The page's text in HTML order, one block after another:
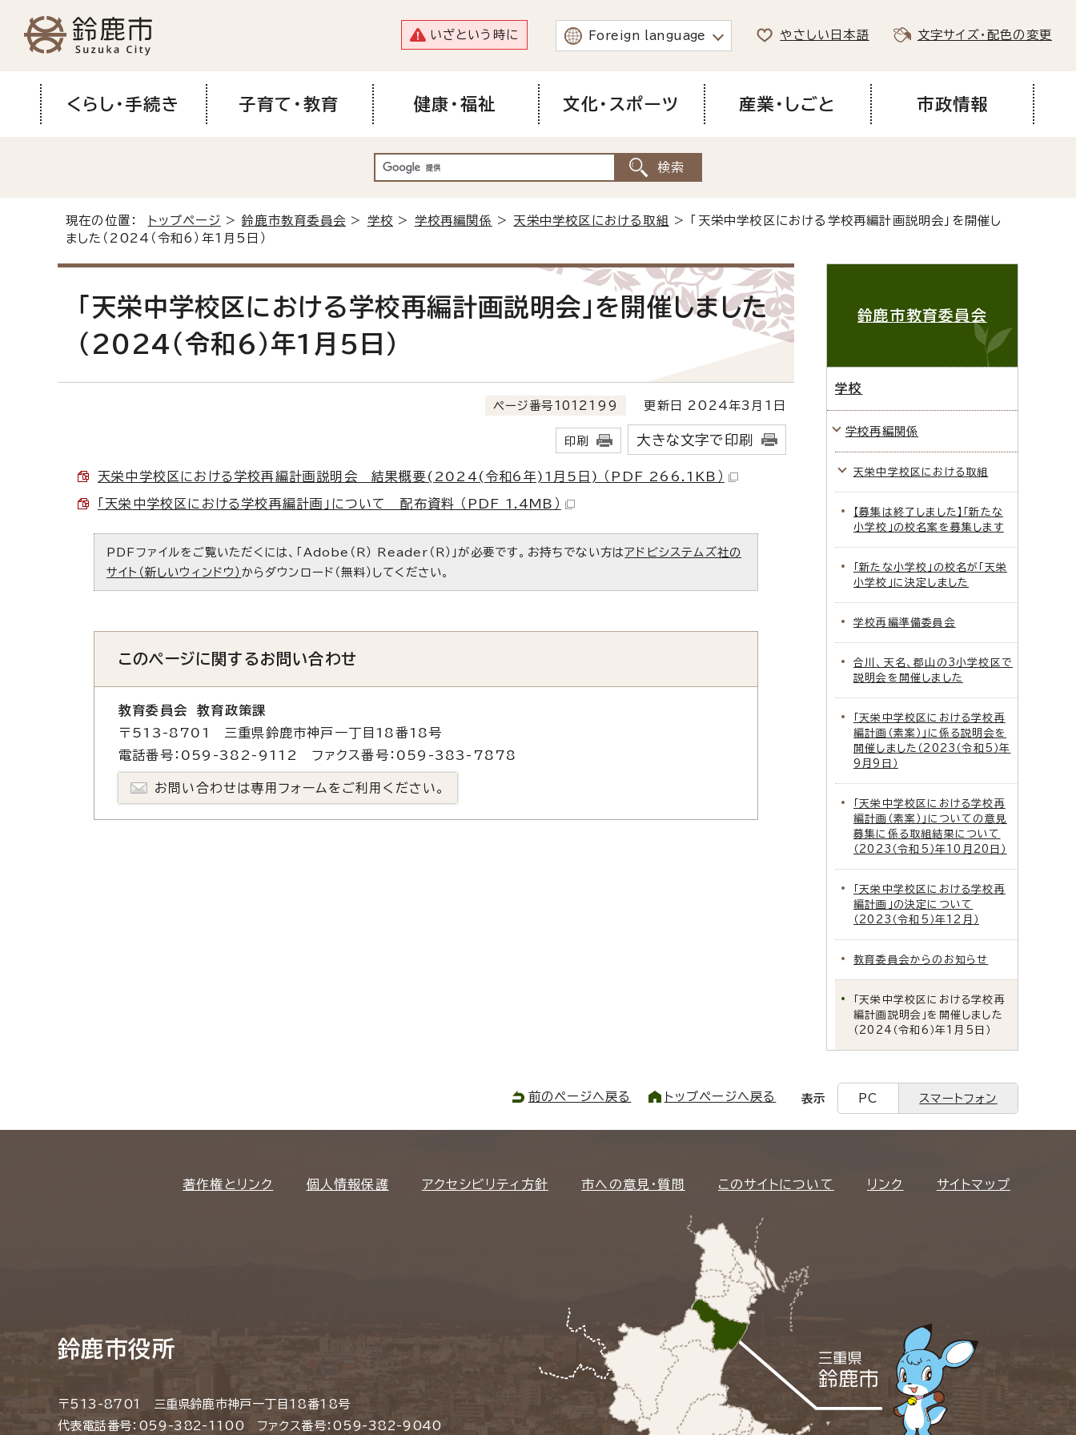
いざという時に Foreign language やさしい日本語 文字サイズ・配色の変更
くらし・手続き 子育て・教育 健康・福祉 文化・スポーツ 産業・しごと 市政情報
現在の位置： トップページ >鈴鹿市教育委員会 > 学校 > 学校再編関係 > 天栄中学校区における取組
> 「天栄中学校区における学校再編計画説明会」を開催し
ました（2024（令和6）年1月5日）
「天栄中学校区における学校再編計画説明会」を開催しました
（2024（令和6）年1月5日）
ページ番号1012199 更新日 2024年3月1日
印刷 大きな文字で印刷
天栄中学校区における学校再編計画説明会 結果概要(2024(令和6年)1月5日) （PDF 266.1KB）
「天栄中学校区における学校再編計画」について 配布資料 （PDF 1.4MB）
PDFファイルをご覧いただくには、「Adobe（R） Reader（R）」が必要です。お持ちでない方はアドビシステムズ社の
サイト（新しいウィンドウ） からダウンロード（無料）してください。
このページに関するお問い合わせ
教育委員会 教育政策課
〒513-8701 三重県鈴鹿市神戸一丁目18番18号
電話番号：059-382-9112 ファクス番号：059-383-7878
お問い合わせは専用フォームをご利用ください。
鈴鹿市教育委員会
学校
学校再編関係
天栄中学校区における取組
【募集は終了しました】「新たな
小学校」の校名案を募集します
「新たな小学校」の校名が「天栄
小学校」に決定しました
学校再編準備委員会
合川、天名、郡山の3小学校区で
説明会を開催しました
「天栄中学校区における学校再
編計画（素案）」に係る説明会を
開催しました（2023（令和5）年
9月9日）
「天栄中学校区における学校再
編計画（素案）」についての意見
募集に係る取組結果について
（2023（令和5）年10月20日）
「天栄中学校区における学校再
編計画」の決定について
（2023（令和5）年12月）
教育委員会からのお知らせ
「天栄中学校区における学校再
編計画説明会」を開催しました
（2024（令和6）年1月5日）
前のページへ戻る トップページへ戻る 表示 PC スマートフォン
著作権とリンク 個人情報保護 アクセシビリティ方針 市への意見・質問 このサイトについて リンク サイトマップ
鈴鹿市役所
〒513-8701 三重県鈴鹿市神戸一丁目18番18号
代表電話番号：059-382-1100 ファクス番号：059-382-9040